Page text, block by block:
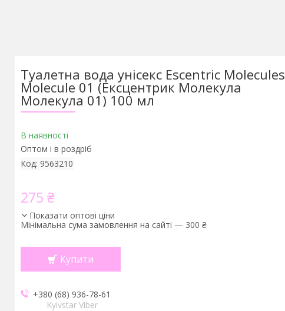
Туалетна вода унісекс Escentric Molecules
Molecule 01 (Ексцентрик Молекула
Молекула 01) 100 мл
В наявності
Оптом і в роздріб
Код: 9563210
275 ₴
Показати оптові ціни
Мінімальна сума замовлення на сайті — 300 ₴
Купити
+380 (68) 936-78-61
Kyivstar Viber